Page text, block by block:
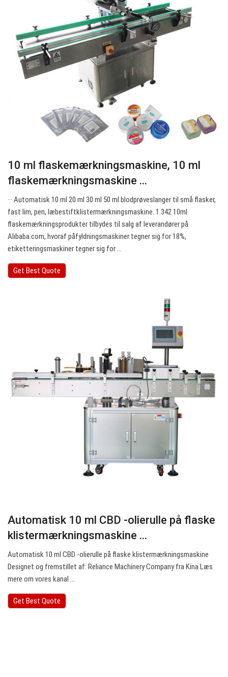
10 ml flaskemærkningsmaskine, 10 ml
flaskemærkningsmaskine ...
··· Automatisk 10 ml 20 ml 30 ml 50 ml blodprøveslanger til små flasker,
fast lim, pen, læbestiftklistermærkningsmaskine. 1.342 10ml
flaskemærkningsprodukter tilbydes til salg af leverandører på
Alibaba.com, hvoraf påfyldningsmaskiner tegner sig for 18%,
etiketteringsmaskiner tegner sig for ...
Get Best Quote
Automatisk 10 ml CBD -olierulle på flaske
klistermærkningsmaskine ...
Automatisk 10 ml CBD -olierulle på flaske klistermærkningsmaskine
Designet og fremstillet af: Reliance Machinery Company fra Kina Læs
mere om vores kanal ...
Get Best Quote